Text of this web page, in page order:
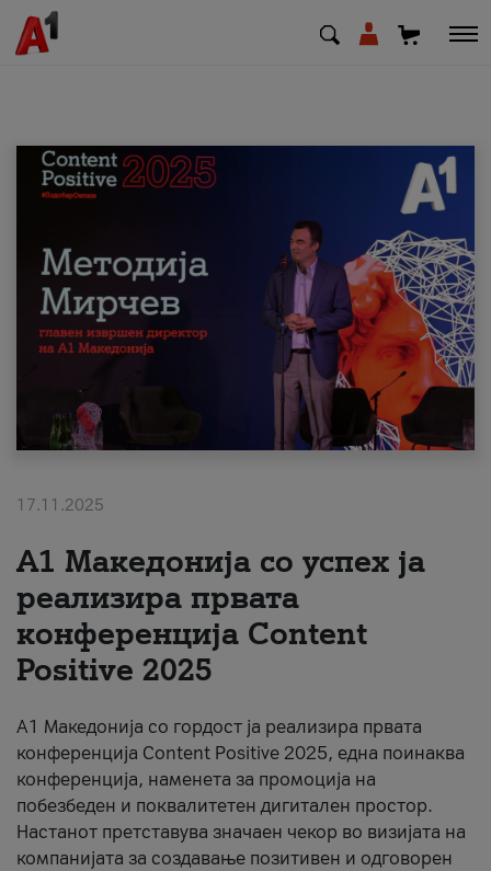
МК EN
Приватни Деловни
Поддршка
Надополни кредит
#ПодобарОнлајн
17.11.2025
А1 Македонија со успех ја
реализира првата
конференција Content
Positive 2025
А1 Македонија со гордост ја реализира првата
конференција Content Positive 2025, една поинаква
конференција, наменета за промоција на
побезбеден и поквалитетен дигитален простор.
Настанот претставува значаен чекор во визијата на
компанијата за создавање позитивен и одговорен